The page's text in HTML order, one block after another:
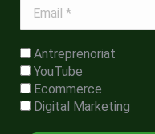
Email
Antreprenoriat
YouTube
Ecommerce
Digital Marketing